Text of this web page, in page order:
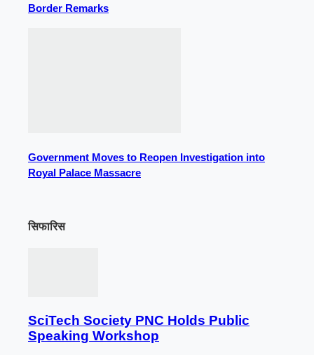
Border Remarks
Government Moves to Reopen Investigation into
Royal Palace Massacre
सिफारिस
SciTech Society PNC Holds Public
Speaking Workshop